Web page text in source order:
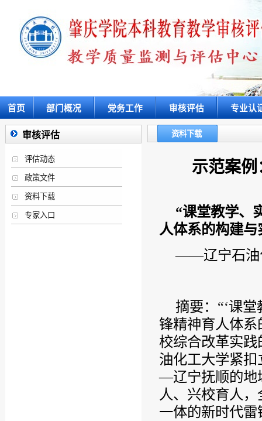
首页 部门概况 党务工作 审核评估 专业认
审核评估
评估动态
政策文件
资料下载
专家入口
资料下载
示范案例
“课堂教学、
人体系的构建与
——辽宁石油
摘要：“‘课
锋精神育人体
校综合改革实
油化工大学紧
—辽宁抚顺的地
人、兴校育人
一体的新时代